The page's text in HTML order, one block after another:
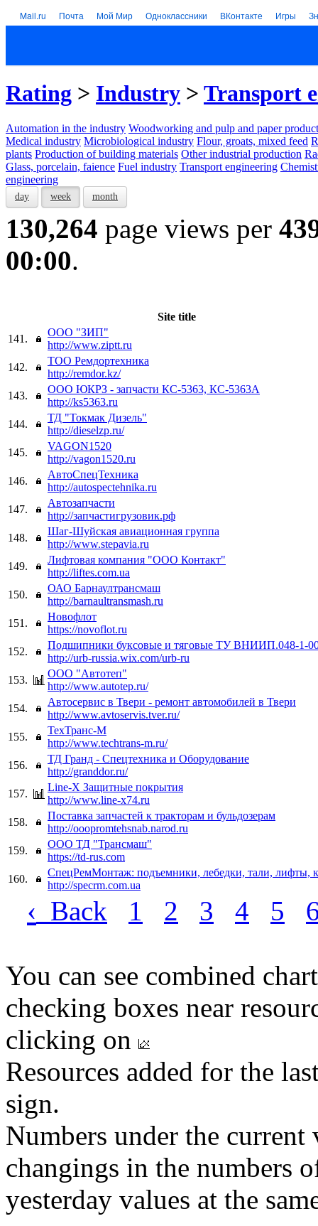
Mail.ru Почта Мой Мир Одноклассники ВКонтакте Игры
Rating > Industry > Transport
Automation in the industry Woodworking and pulp and paper
Medical industry Microbiological industry Flour, groats, mixed feed
plants Production of building materials Other industrial production
Glass, porcelain, faience Fuel industry Transport engineering
engineering
day week month
130,264 page views per
00:00.
Site title
141.
ООО "ЗИП"
http://www.ziptt.ru
142.
ТОО Ремдортехника
http://remdor.kz/
143.
ООО ЮКРЗ - запчасти КС-5363, КС-5363А
http://ks5363.ru
144.
ТД "Токмак Дизель"
http://dieselzp.ru/
145.
VAGON1520
http://vagon1520.ru
146.
АвтоСпецТехника
http://autospectehnika.ru
147.
Автозапчасти
http://запчастигрузовик.рф
148.
Шаг-Шуйская авиационная группа
http://www.stepavia.ru
149.
Лифтовая компания "ООО Контакт"
http://liftes.com.ua
150.
ОАО Барнаултрансмаш
http://barnaultransmash.ru
151.
Новофлот
https://novoflot.ru
152.
Подшипники буксовые и тяговые ТУ ВНИИП.048-1-
http://urb-russia.wix.com/urb-ru
153.
ООО "Автотеп"
http://www.autotep.ru/
154.
Автосервис в Твери - ремонт автомобилей в Твери
http://www.avtoservis.tver.ru/
155.
ТехТранс-М
http://www.techtrans-m.ru/
156.
ТД Гранд - Спецтехника и Оборудование
http://granddor.ru/
157.
Line-X Защитные покрытия
http://www.line-x74.ru
158.
Поставка запчастей к тракторам и бульдозерам
http://ooopromtehsnab.narod.ru
159.
ООО ТД "Трансмаш"
https://td-rus.com
160.
СпецРемМонтаж: подъемники, лебедки, тали, лифты,
http://specrm.com.ua
‹ Back 1 2 3 4 5
You can see combined
checking boxes near
clicking on
Resources added for the
sign.
Numbers under the
changings in the numbers
yesterday values at the